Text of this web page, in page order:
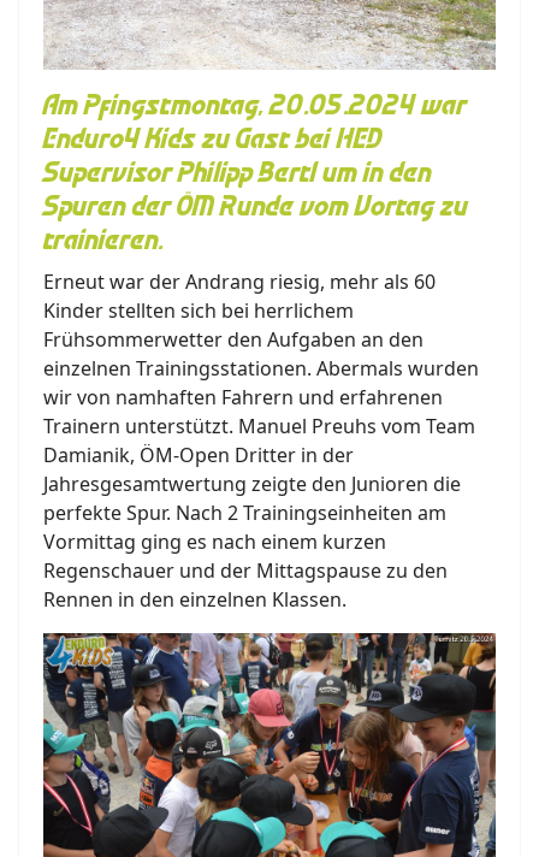
Am Pfingstmontag, 20.05.2024 war
Enduro4 Kids zu Gast bei HED
Supervisor Philipp Bertl um in den
Spuren der ÖM Runde vom Vortag zu
trainieren.
Erneut war der Andrang riesig, mehr als 60
Kinder stellten sich bei herrlichem
Frühsommerwetter den Aufgaben an den
einzelnen Trainingsstationen. Abermals wurden
wir von namhaften Fahrern und erfahrenen
Trainern unterstützt. Manuel Preuhs vom Team
Damianik, ÖM-Open Dritter in der
Jahresgesamtwertung zeigte den Junioren die
perfekte Spur. Nach 2 Trainingseinheiten am
Vormittag ging es nach einem kurzen
Regenschauer und der Mittagspause zu den
Rennen in den einzelnen Klassen.